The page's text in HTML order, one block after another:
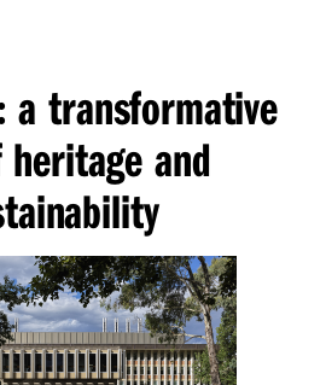
a transformative
and